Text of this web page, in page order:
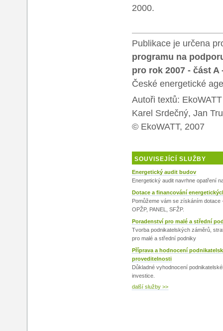
2000.
Publikace je určena
programu na
pro rok 2007 - část A
České energetické
Autoři textů:
Karel Srdečný, Jan
© EkoWATT, 2007
SOUVISEJÍCÍ SLUŽBY
Energetický audit budov
Energetický audit navrhne opatření
Dotace a financování
Pomůžeme vám se získáním dotace
OPŽP, PANEL, SFŽP.
Poradenství pro malé a střední
Tvorba podnikatelských záměrů,
pro malé a střední podniky
Příprava a hodnocení
proveditelnosti
Důkladné vyhodnocení
investice.
další služby >>